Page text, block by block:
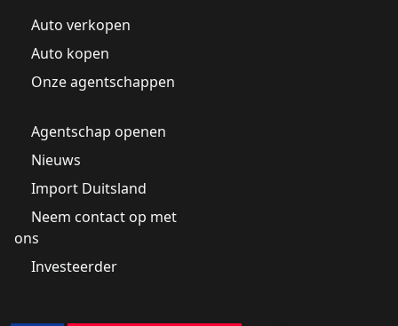
Auto verkopen
Auto kopen
Onze agentschappen
Agentschap openen
Nieuws
Import Duitsland
Neem contact op met
ons
Investeerder